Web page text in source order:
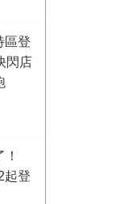
區登
閃店
！
起登